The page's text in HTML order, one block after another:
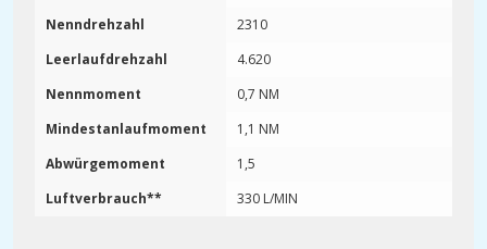
Nenndrehzahl
2310
Leerlaufdrehzahl
4.620
Nennmoment
0,7 NM
Mindestanlaufmoment
1,1 NM
Abwürgemoment
1,5
Luftverbrauch**
330 L/MIN